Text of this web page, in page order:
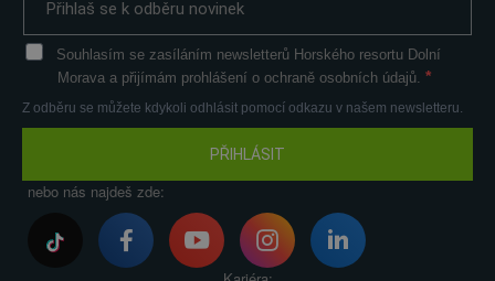
PŘIHLÁSIT
Souhlasím se zasíláním newsletterů Horského resortu Dolní
Morava a přijímám prohlášení o ochraně osobních údajů.
Z odběru se můžete kdykoli odhlásit pomocí odkazu v našem newsletteru.
nebo nás najdeš zde: